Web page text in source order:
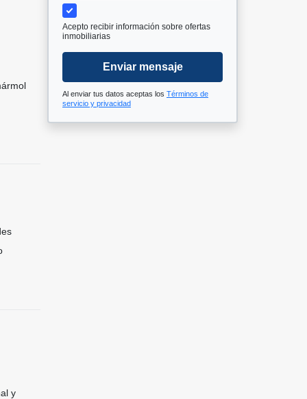
y
Acepto recibir información sobre ofertas
inmobiliarias
Enviar mensaje
Al enviar tus datos aceptas los Términos de
servicio y privacidad